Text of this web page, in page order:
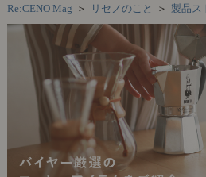
Re:CENO Mag ＞ リセノのこと ＞ 製品ス